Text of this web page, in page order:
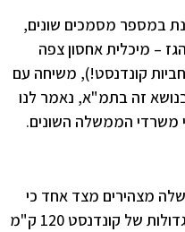
מצויינת במספר מסמכים שונים,
– מיכלית אחסון צפה
(FSO שעליה יאוחסנו עד 100,000 חביות קונדנסט!), משיחה עם
זה בתמ"א, נאמר לנו
משרדי הממשלה השונים.
מצהירים מצד אחד כי
הם מתנגדים לאחסון כמויות גדולות של קונדנסט 120 ק"מ